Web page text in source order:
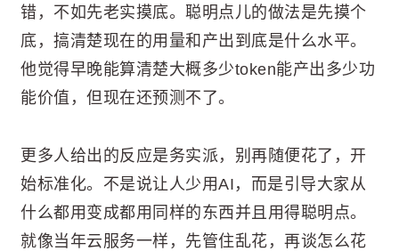
错，不如先老实摸底。聪明点儿的做法是先摸个
底，搞清楚现在的用量和产出到底是什么水平。
他觉得早晚能算清楚大概多少token能产出多少功
能价值，但现在还预测不了。
更多人给出的反应是务实派，别再随便花了，开
始标准化。不是说让人少用AI，而是引导大家从
什么都用变成都用同样的东西并且用得聪明点。
就像当年云服务一样，先管住乱花，再谈怎么花